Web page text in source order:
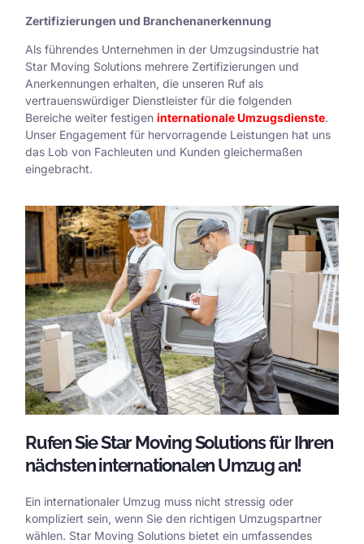
Zertifizierungen und Branchenanerkennung
Als führendes Unternehmen in der Umzugsindustrie hat
Star Moving Solutions mehrere Zertifizierungen und
Anerkennungen erhalten, die unseren Ruf als
vertrauenswürdiger Dienstleister für die folgenden
Bereiche weiter festigen internationale Umzugsdienste.
Unser Engagement für hervorragende Leistungen hat uns
das Lob von Fachleuten und Kunden gleichermaßen
eingebracht.
Rufen Sie Star Moving Solutions für Ihren
nächsten internationalen Umzug an!
Ein internationaler Umzug muss nicht stressig oder
kompliziert sein, wenn Sie den richtigen Umzugspartner
wählen. Star Moving Solutions bietet ein umfassendes